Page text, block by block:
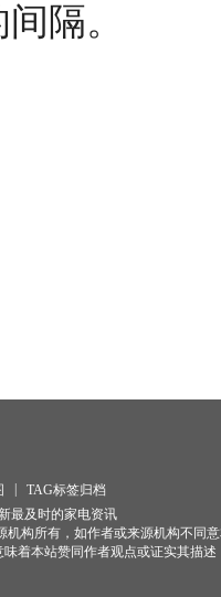
隔。
TAG标签归档
最及时的家电资讯
构所有，如作者或来源机构不同
着本站赞同作者观点或证实其描